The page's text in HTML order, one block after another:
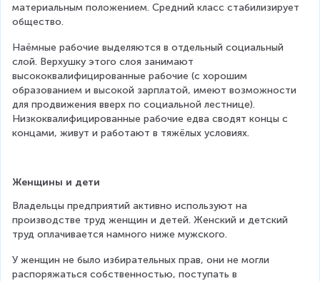
материальным положением. Средний класс стабилизирует
общество.
Наёмные рабочие выделяются в отдельный социальный
слой. Верхушку этого слоя занимают
высококвалифицированные рабочие (с хорошим
образованием и высокой зарплатой, имеют возможности
для продвижения вверх по социальной лестнице).
Низкоквалифицированные рабочие едва сводят концы с
концами, живут и работают в тяжёлых условиях.
Женщины и дети
Владельцы предприятий активно используют на
производстве труд женщин и детей. Женский и детский
труд оплачивается намного ниже мужского.
У женщин не было избирательных прав, они не могли
распоряжаться собственностью, поступать в